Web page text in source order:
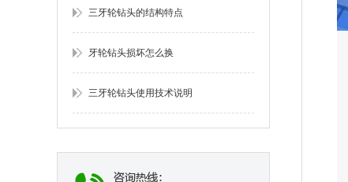
三牙轮钻头的结构特点
牙轮钻头损坏怎么换
三牙轮钻头使用技术说明